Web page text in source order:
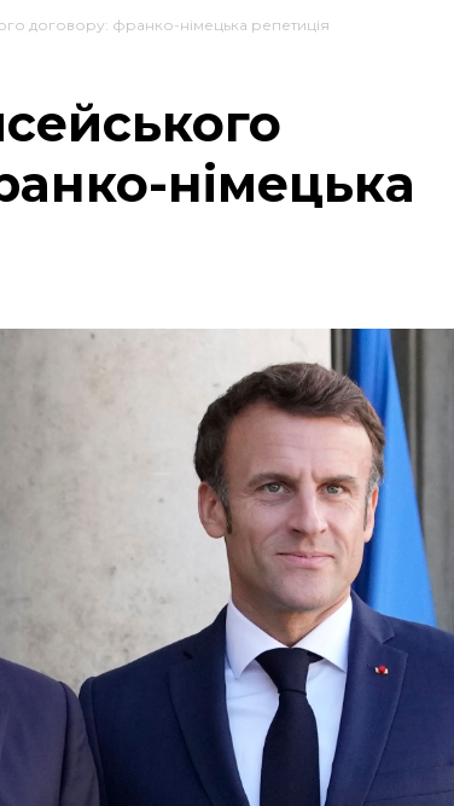
договору: франко-німецька репетиція
німецька